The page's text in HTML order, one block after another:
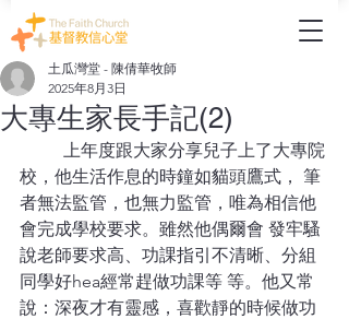
大專生家長手記(2)
土瓜灣堂 - 陳倩華牧師
2025年8月3日
校，他生活作息的時鐘如貓頭鷹式， 筆
者無法監管，也無力監管，唯為相信他
會完成學校要求。雖然他偶爾會 發牢騷
說老師要求高、功課指引不清晰、分組
同學好hea經常趕做功課等 等。他又常
說：深夜才有靈感，喜歡靜的時候做功